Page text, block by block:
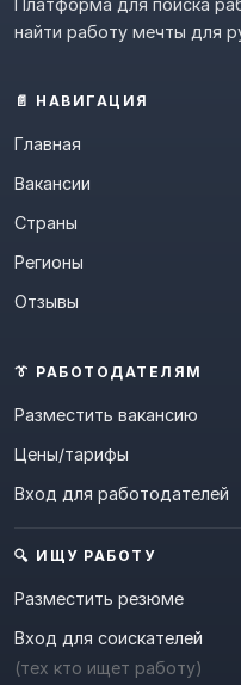
Платформа для поиска
найти работу мечты для
📄 НАВИГАЦИЯ
Главная
Вакансии
Страны
Регионы
Отзывы
👔 РАБОТОДАТЕЛЯМ
Разместить вакансию
Цены/тарифы
Вход для работодателей
🔍 ИЩУ РАБОТУ
Разместить резюме
Вход для соискателей
(тех кто ищет работу)